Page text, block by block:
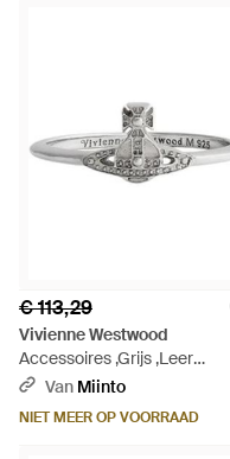
€ 113,29
Vivienne Westwood
Accessoires ,Grijs ,Leer
Zilveren Oslo Ring Orb Kralen
Van Miinto
NIET MEER OP VOORRAAD